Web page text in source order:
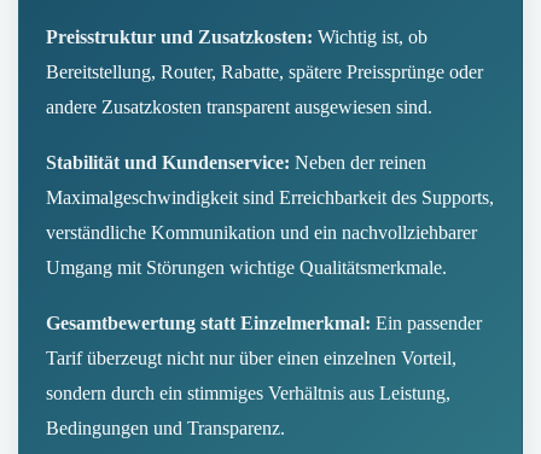
Preisstruktur und Zusatzkosten: Wichtig ist, ob
Bereitstellung, Router, Rabatte, spätere Preissprünge oder
andere Zusatzkosten transparent ausgewiesen sind.
Stabilität und Kundenservice: Neben der reinen
Maximalgeschwindigkeit sind Erreichbarkeit des Supports,
verständliche Kommunikation und ein nachvollziehbarer
Umgang mit Störungen wichtige Qualitätsmerkmale.
Gesamtbewertung statt Einzelmerkmal: Ein passender
Tarif überzeugt nicht nur über einen einzelnen Vorteil,
sondern durch ein stimmiges Verhältnis aus Leistung,
Bedingungen und Transparenz.